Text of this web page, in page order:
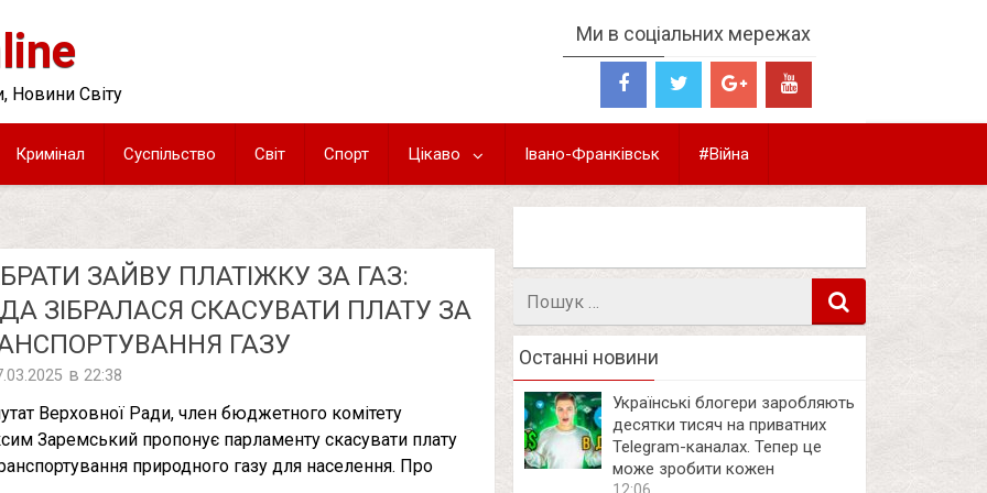
Новини Світу
Ми в соціальних мережах
Кримінал Суспільство Світ Спорт Цікаво Івано-Франківськ #Війна
ЗАЙВУ ПЛАТІЖКУ ЗА ГАЗ:
ЗІБРАЛАСЯ СКАСУВАТИ ПЛАТУ ЗА
ГАЗУ
в 22:38
Верховної Ради, член бюджетного комітету
Заремський пропонує парламенту скасувати плату
природного газу для населення. Про
Останні новини
Українські блогери заробляють
десятки тисяч на приватних
Telegram-каналах. Тепер це
може зробити кожен